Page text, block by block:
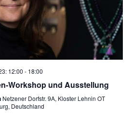
12:00 - 18:00
Workshop und Ausstellung
Netzener Dorfstr. 9A, Kloster Lehnin OT
Deutschland